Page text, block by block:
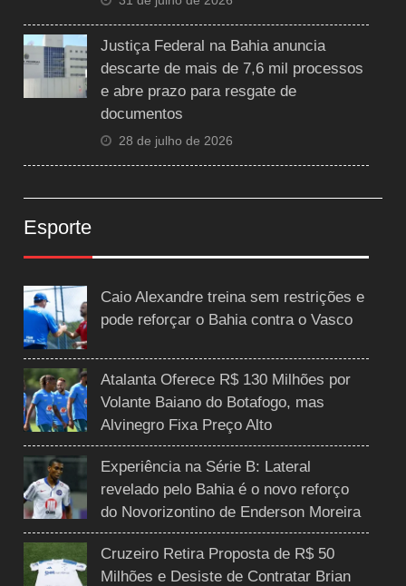
Justiça Federal na Bahia anuncia
descarte de mais de 7,6 mil processos
e abre prazo para resgate de
documentos
28 de julho de 2026
Esporte
Caio Alexandre treina sem restrições e
pode reforçar o Bahia contra o Vasco
Atalanta Oferece R$ 130 Milhões por
Volante Baiano do Botafogo, mas
Alvinegro Fixa Preço Alto
Experiência na Série B: Lateral
revelado pelo Bahia é o novo reforço
do Novorizontino de Enderson Moreira
Cruzeiro Retira Proposta de R$ 50
Milhões e Desiste de Contratar Brian